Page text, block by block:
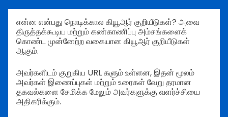
என்ன என்பது நொடிக்கால கியூஆர் குறியீடுகள்? அவை
திருத்தக்கூடிய மற்றும் கண்காணிப்பு அம்சங்களைக்
கொண்ட முன்னேற்ற வகையான கியூஆர் குறியீடுகள்
ஆகும்.
அவர்களிடம் குறுகிய URL களும் உள்ளன, இதன் மூலம்
அவர்கள் இணைப்புகள் மற்றும் உரைகள் வேறு தரமான
தகவல்களை சேமிக்க மேலும் அவர்களுக்கு வளர்ச்சியை
அதிகரிக்கும்.